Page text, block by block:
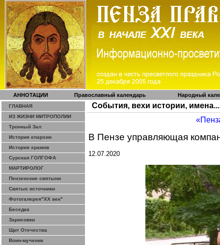
АННОТАЦИИ Православный календарь Народный
ГЛАВНАЯ
ИЗ ЖИЗНИ МИТРОПОЛИИ
Тронный Зал
История епархии
История храмов
Сурская ГОЛГОФА
МАРТИРОЛОГ
Пензенские святыни
Святые источники
Фотогалерея"ХХ век"
Беседка
Зарисовки
Щит Отечества
Воин-мученик
События, вехи истории, имена...
В Пензе управляющая
12.07.2020